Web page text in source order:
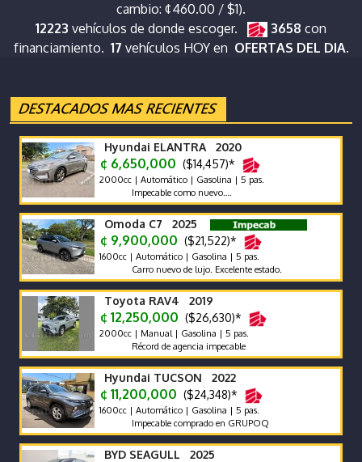
cambio: ¢460.00 / $1).
12223 vehículos de donde escoger. 3658 con
financiamiento. 17 vehículos HOY en OFERTAS DEL DIA.
Hyundai ELANTRA 2020
¢ 6,650,000 ($14,457)*
2000cc | Automático | Gasolina | 5 pas.
Impecable como nuevo….
Omoda C7 2025
¢ 9,900,000 ($21,522)*
1600cc | Automático | Gasolina | 5 pas.
Carro nuevo de lujo. Excelente estado.
Toyota RAV4 2019
¢ 12,250,000 ($26,630)*
2000cc | Manual | Gasolina | 5 pas.
Récord de agencia impecable
Hyundai TUCSON 2022
¢ 11,200,000 ($24,348)*
1600cc | Automático | Gasolina | 5 pas.
Impecable comprado en GRUPOQ
BYD SEAGULL 2025